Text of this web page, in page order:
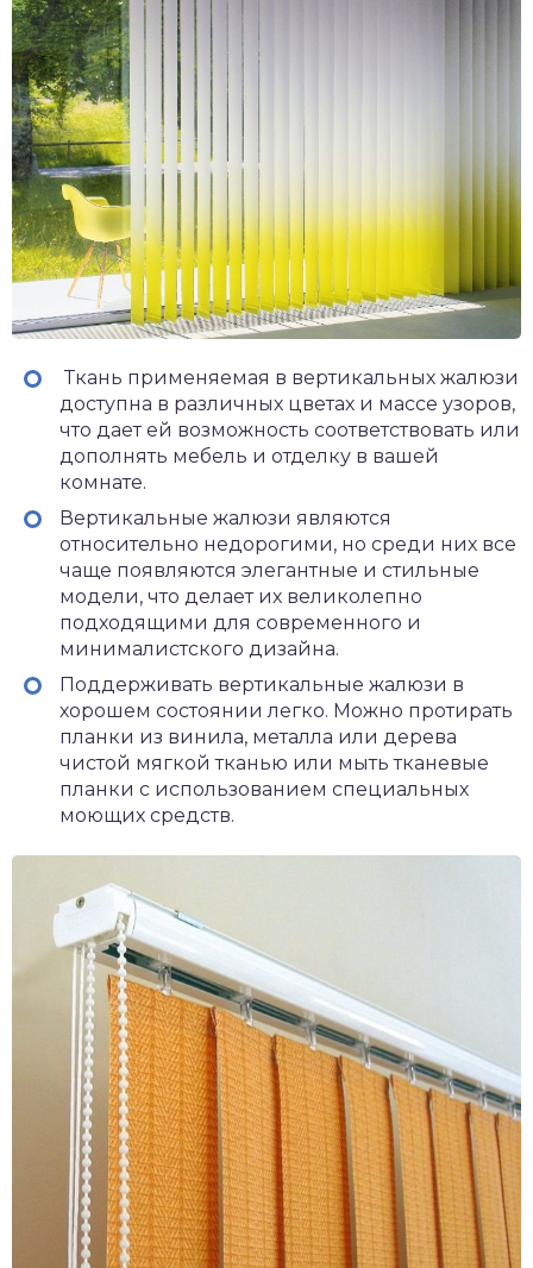
Ткань применяемая в вертикальных жалюзи
доступна в различных цветах и массе узоров,
что дает ей возможность соответствовать или
дополнять мебель и отделку в вашей
комнате.
Вертикальные жалюзи являются
относительно недорогими, но среди них все
чаще появляются элегантные и стильные
модели, что делает их великолепно
подходящими для современного и
минималистского дизайна.
Поддерживать вертикальные жалюзи в
хорошем состоянии легко. Можно протирать
планки из винила, металла или дерева
чистой мягкой тканью или мыть тканевые
планки с использованием специальных
моющих средств.